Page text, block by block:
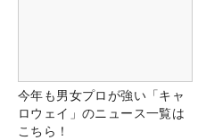
今年も男女プロが強い「キャ
ロウェイ」のニュース一覧は
こちら！